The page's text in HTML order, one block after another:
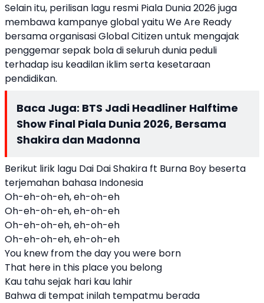
Selain itu, perilisan lagu resmi Piala Dunia 2026 juga
membawa kampanye global yaitu We Are Ready
bersama organisasi Global Citizen untuk mengajak
penggemar sepak bola di seluruh dunia peduli
terhadap isu keadilan iklim serta kesetaraan
pendidikan.
Baca Juga: BTS Jadi Headliner Halftime
Show Final Piala Dunia 2026, Bersama
Shakira dan Madonna
Berikut lirik lagu Dai Dai Shakira ft Burna Boy beserta
terjemahan bahasa Indonesia
Oh-eh-oh-eh, eh-oh-eh
Oh-eh-oh-eh, eh-oh-eh
Oh-eh-oh-eh, eh-oh-eh
Oh-eh-oh-eh, eh-oh-eh
You knew from the day you were born
That here in this place you belong
Kau tahu sejak hari kau lahir
Bahwa di tempat inilah tempatmu berada